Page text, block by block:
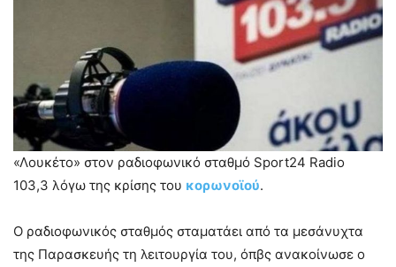
«Λουκέτο» στον ραδιοφωνικό σταθμό Sport24 Radio
103,3 λόγω της κρίσης του κορωνοϊού.
Ο ραδιοφωνικός σταθμός σταματάει από τα μεσάνυχτα
της Παρασκευής τη λειτουργία του, όπβς ανακοίνωσε ο